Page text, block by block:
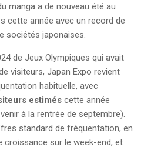
manga a de nouveau été au
cette année avec un record de
sociétés japonaises.
de Jeux Olympiques qui avait
visiteurs, Japan Expo revient
habituelle, avec
estimés cette année
à la rentrée de septembre).
standard de fréquentation, en
croissance sur le week-end, et